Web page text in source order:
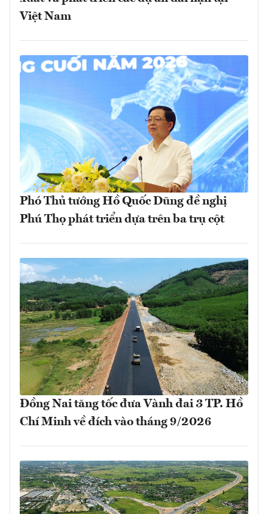
Việt Nam
Phó Thủ tướng Hồ Quốc Dũng đề nghị
Phú Thọ phát triển dựa trên ba trụ cột
Đồng Nai tăng tốc đưa Vành đai 3 TP. Hồ
Chí Minh về đích vào tháng 9/2026